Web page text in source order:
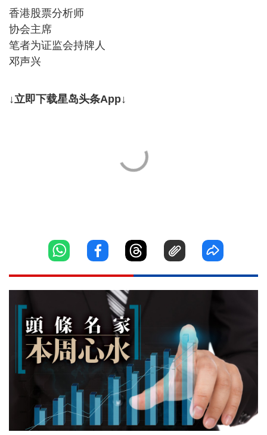
香港股票分析师
协会主席
笔者为证监会持牌人
邓声兴
↓立即下载星岛头条App↓